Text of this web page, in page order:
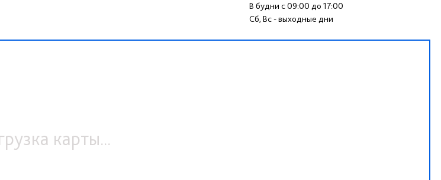
В будни c 09:00 до 17:00
Сб, Вс - выходные дни
карты...